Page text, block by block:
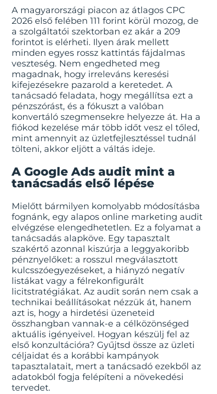
A magyarországi piacon az átlagos CPC
2026 első felében 111 forint körül mozog, de
a szolgáltatói szektorban ez akár a 209
forintot is elérheti. Ilyen árak mellett
minden egyes rossz kattintás fájdalmas
veszteség. Nem engedheted meg
magadnak, hogy irreleváns keresési
kifejezésekre pazarold a keretedet. A
tanácsadó feladata, hogy megállítsa ezt a
pénzszórást, és a fókuszt a valóban
konvertáló szegmensekre helyezze át. Ha a
fiókod kezelése már több időt vesz el tőled,
mint amennyit az üzletfejlesztéssel tudnál
tölteni, akkor eljött a váltás ideje.
A Google Ads audit mint a
tanácsadás első lépése
Mielőtt bármilyen komolyabb módosításba
fognánk, egy alapos online marketing audit
elvégzése elengedhetetlen. Ez a folyamat a
tanácsadás alapköve. Egy tapasztalt
szakértő azonnal kiszúrja a leggyakoribb
pénznyelőket: a rosszul megválasztott
kulcsszóegyezéseket, a hiányzó negatív
listákat vagy a félrekonfigurált
licitstratégiákat. Az audit során nem csak a
technikai beállításokat nézzük át, hanem
azt is, hogy a hirdetési üzeneteid
összhangban vannak-e a célközönséged
aktuális igényeivel. Hogyan készülj fel az
első konzultációra? Gyűjtsd össze az üzleti
céljaidat és a korábbi kampányok
tapasztalatait, mert a tanácsadó ezekből az
adatokból fogja felépíteni a növekedési
tervedet.